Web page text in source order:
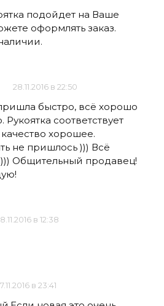
подойдет на Ваше
оформлять заказ.
28.11.2016 в 22:50
быстро, всё хорошо
Рукоятка соответствует
хорошее.
не пришлось ))) Всё
Общительный продавец!
в 12:38
в 23:41